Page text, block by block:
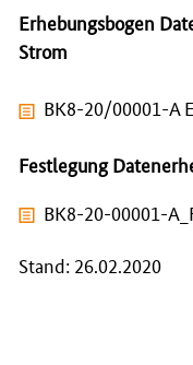
Erhebungsbogen
Strom
BK8-20/00001-A
Festlegung
BK8-20-00001-
Stand: 26.02.2020